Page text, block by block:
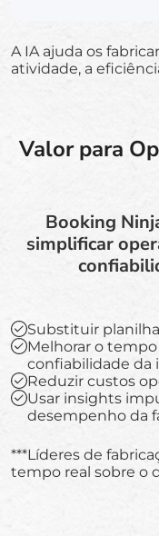
A IA ajuda os
atividade, a
Valor para
Booking
simplificar
Substituir
Melhorar o
confiabilidade da
Reduzir custos
Usar insights
desempenho da
***Líderes de
tempo real sobre o